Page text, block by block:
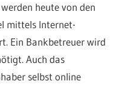
heute von den
mittels Internet-
Ein Bankbetreuer wird
Auch das
selbst online